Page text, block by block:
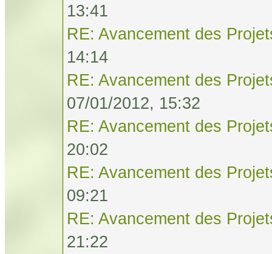
13:41
RE: Avancement des
14:14
RE: Avancement des
07/01/2012, 15:32
RE: Avancement des
20:02
RE: Avancement des
09:21
RE: Avancement des
21:22